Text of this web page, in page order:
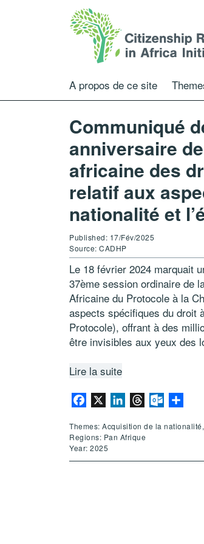
A propos de ce site
Communiqué
anniversaire
africaine des
relatif aux
nationalité et
Published: 17/Fév/2025
Source: CADHP
Le 18 février 2024 marquait
37ème session ordinaire de
Africaine du Protocole à la
aspects spécifiques du droit
Protocole), offrant à des
être invisibles aux yeux des
Lire la suite
Facebook LinkedInThreads
Themes: Acquisition de la
Regions: Pan Afrique
Year: 2025